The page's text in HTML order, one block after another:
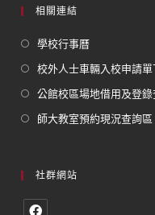
相關連結
學校行事曆
校外人士車輛入校申請單
公館校區場地借用及登錄
師大教室預約現況查詢區
社群網站